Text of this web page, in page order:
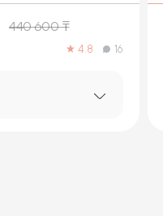
440 600₸
4.8 16